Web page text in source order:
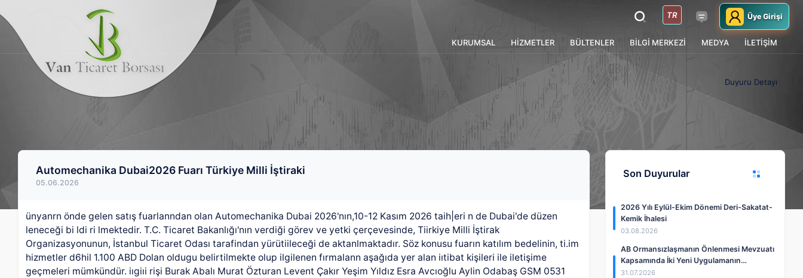
TR Üye Girişi
KURUMSAL HİZMETLER BÜLTENLER BİLGİ MERKEZİ MEDYA İLETİŞİM
Duyuru Detayı
Automechanika Dubai2026 Fuarı Türkiye Milli İştiraki
05.06.2026
ünyanrn önde gelen satış fuarlanndan olan Automechanika Dubai 2026'nın,10-12 Kasım 2026 taih|eri n de Dubai'de düzen
leneceği bi ldi ri lmektedir. T.C. Ticaret Bakanlığı'nın verdiği görev ve yetki çerçevesinde, Tiirkiye Milli İştirak
Organizasyonunun, İstanbul Ticaret Odası tarafindan yürütiileceği de aktanlmaktadır. Söz konusu fuarın katılım bedelinin, ti.im
hizmetler d6hil 1.100 ABD Dolan oldugu belirtilmekte olup ilgilenen fırmalann aşağıda yer alan iıtibat kişileri ile iletişime
geçmeleri mümkündür. iıgiıi rişi Burak Abalı Murat Özturan Levent Çakır Yeşim Yıldız Esra Avcıoğlu Aylin Odabaş GSM 0531
Son Duyurular
2026 Yılı Eylül-Ekim Dönemi Deri-Sakatat-
Kemik İhalesi
03.08.2026
AB Ormansızlaşmanın Önlenmesi Mevzuatı
Kapsamında İki Yeni Uygulamanın…
31.07.2026